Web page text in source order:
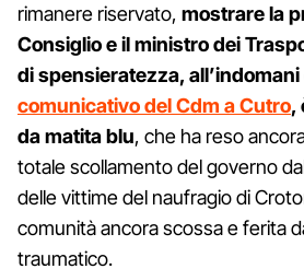
rimanere riservato, mostrare la
Consiglio e il ministro dei
di spensieratezza, all’indomani
comunicativo del Cdm a Cutro,
da matita blu, che ha reso
totale scollamento del governo
delle vittime del naufragio di
comunità ancora scossa e ferita
traumatico.